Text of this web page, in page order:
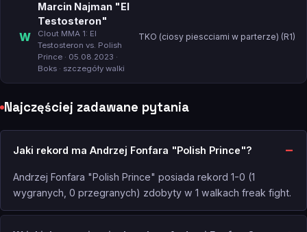
W
Marcin Najman "El
Testosteron"
Clout MMA 1: El
Testosteron vs. Polish
Prince · 05.08.2023 ·
Boks · szczegóły walki
TKO (ciosy piescciami w parterze) (R1)
Najczęściej zadawane pytania
Jaki rekord ma Andrzej Fonfara "Polish Prince"?
Andrzej Fonfara "Polish Prince" posiada rekord 1-0 (1
wygranych, 0 przegranych) zdobyty w 1 walkach freak fight.